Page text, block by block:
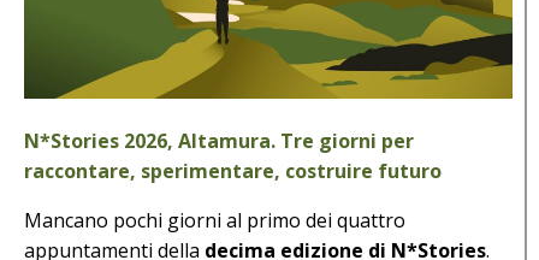
N*Stories 2026, Altamura. Tre giorni per
raccontare, sperimentare, costruire futuro
Mancano pochi giorni al primo dei quattro
appuntamenti della decima edizione di N*Stories.